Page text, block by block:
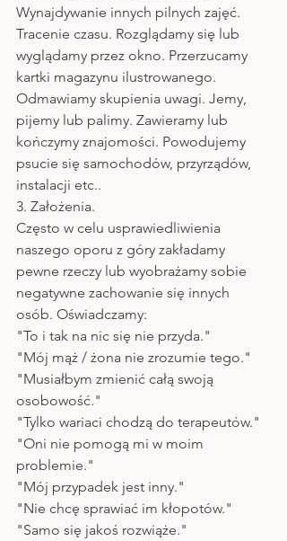
Wynajdywanie innych pilnych zajęć.
Tracenie czasu. Rozglądamy się lub
wyglądamy przez okno. Przerzucamy
kartki magazynu ilustrowanego.
Odmawiamy skupienia uwagi. Jemy,
pijemy lub palimy. Zawieramy lub
kończymy znajomości. Powodujemy
psucie się samochodów, przyrządów,
instalacji etc..
3. Założenia.
Często w celu usprawiedliwienia
naszego oporu z góry zakładamy
pewne rzeczy lub wyobrażamy sobie
negatywne zachowanie się innych
osób. Oświadczamy:
"To i tak na nic się nie przyda."
"Mój mąż / żona nie zrozumie tego."
"Musiałbym zmienić całą swoją
osobowość."
"Tylko wariaci chodzą do terapeutów."
"Oni nie pomogą mi w moim
problemie."
"Mój przypadek jest inny."
"Nie chcę sprawiać im kłopotów."
"Samo się jakoś rozwiąże."